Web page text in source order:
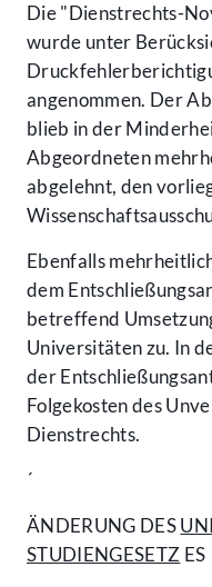
Die "Dienstrechts-
wurde unter
angenommen. Der
blieb in der
Abgeordneten
abgelehnt, den
Ebenfalls
dem
betreffend
Universitäten zu. In
der
Folgekosten des
Dienstrechts.
´
ÄNDERUNG DES
STUDIENGESETZ ES